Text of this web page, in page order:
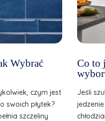
Wybrać
czym jest
swoich płytek?
szczeliny
Co to
Jeśli